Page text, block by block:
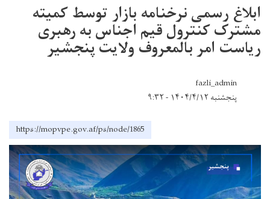
ابلاغ رسمی نرخنامه بازار توسط کمیته
مشترک کنترول قیم اجناس به رهبری
ریاست امر بالمعروف ولایت پنجشیر
fazli_admin
پنجشنبه ۱۴۰۴/۴/۱۲ - ۹:۳۲
https://mopvpe.gov.af/ps/node/1865